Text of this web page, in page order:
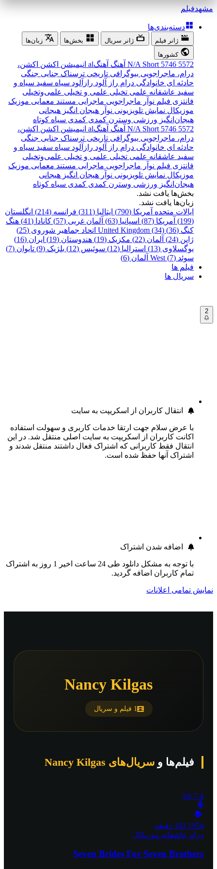
مشهدفیلم
دسته‌بندی‌ها
ژانر فیلم ژانر سریال بخش‌ها
زبان‌ها
کشورها
5572
5746
N/A Short آهنگ آهنگal انیمیشن اکشن اکشن،
درام، ماجراجویی بیوگرافی تاریخی ترسناک جنایی جنگی
حادثه ای خانوادگی درام راز آلود رازآلود سیاه سفید سیاه و
سفید عاشقانه علمی تخیلی علمی و تخیلی علمی‌و‌تخیلی
فانتزی فیلم نوآر ماجراجویی ماجرایی مستند معمایی موزیک
موزیکال نمایش تلویزیونی نوآر هیجان انگیز هیجانی
هیجان‌انگیز ورزشی وسترن کمدی کمدی سیاه کوتاه
5572
5746
N/A Short آهنگ آهنگal انیمیشن اکشن اکشن،
درام، ماجراجویی بیوگرافی تاریخی ترسناک جنایی جنگی
حادثه ای خانوادگی درام راز آلود رازآلود سیاه سفید سیاه و
سفید عاشقانه علمی تخیلی علمی و تخیلی علمی‌و‌تخیلی
فانتزی فیلم نوآر ماجراجویی ماجرایی مستند معمایی موزیک
موزیکال نمایش تلویزیونی نوآر هیجان انگیز هیجانی
هیجان‌انگیز ورزشی وسترن کمدی کمدی سیاه کوتاه
بخش‌ها یافت نشد.
زبان‌ها یافت نشد.
ایالات متحده آمریکا (790)
ایتالیا (311) فرانسه (214)
انگلستان
(199)
آمریکا (87) اسپانیا (63) آلمان غربی (57) کانادا (41)
هنگ
کنگ (36)
United Kingdom (34) اتحاد جماهیر شوروی (25)
ژاپن (24)
آلمان (22) مکزیک (19) هندوستان (19)
ایران (16)
یوگسلاوی (13)
استرالیا (12) سوئیس (12) بلژیک (9)
تایوان (7)
سوئد (7)
West آلمان (6)
فیلم ها
سریال ها
2
انتقال کاربران از اسکریپت به سایت
با عرض سلام جهت ارتقا خدمات کاربری و سهولت استفاده
اکانت کاربران از اسکریپت به سایت اصلی منتقل شد. در این
انتقال فقط کاربرانی که اشتراک فعال داشتند منتقل شدند و
اشتراک آنها حفظ شده است.
اضافه شدن اشتراک
با توجه به مشکل دانلود طی 24 ساعت اخیر 1 روز به اشتراک
تمام کاربران اضافه گردید.
نمایش تمامی اعلانات
Nancy Kilgas
1 فیلم و سریال
فیلم‌ها و سریال‌های Nancy Kilgas
7.4
/10
1954 102 دقیقه
درام عاشقانه موزیکال
Seven Brides For Seven Brothers